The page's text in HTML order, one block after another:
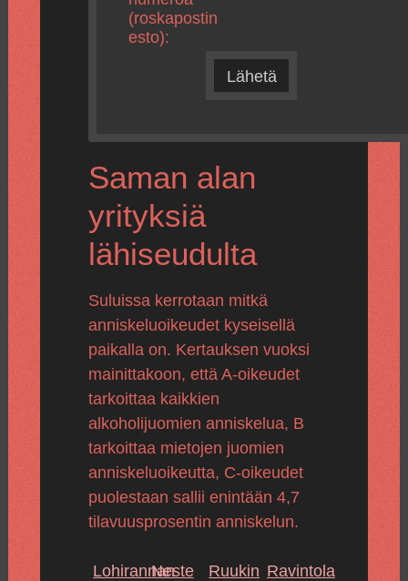
(roskapostin
esto):
Lähetä
Saman alan
yrityksiä
lähiseudulta
Suluissa kerrotaan mitkä
anniskeluoikeudet kyseisellä
paikalla on. Kertauksen vuoksi
mainittakoon, että A-oikeudet
tarkoittaa kaikkien
alkoholijuomien anniskelua, B
tarkoittaa mietojen juomien
anniskeluoikeutta, C-oikeudet
puolestaan sallii enintään 4,7
tilavuusprosentin anniskelun.
Lohirannan
Neste
Ruukin Ravintola